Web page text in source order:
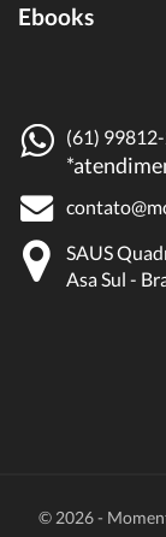
Ebooks
(61)
SAUS
Asa Sul -
© 2026 -